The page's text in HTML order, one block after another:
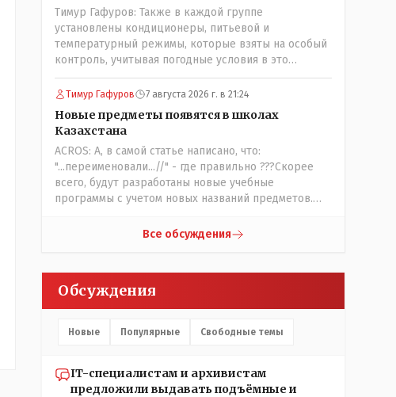
Тимур Гафуров: Также в каждой группе
установлены кондиционеры, питьевой и
температурный режимы, которые взяты на особый
контроль, учитывая погодные условия в это
лето.Мы решили. что это - противоречие. Вы
считаете иначе?Ну тут противоречия нет. Этот
трагедии, то есть 29 июля, когда спешно
установили и воду, и новые кондиционеры, и
впервые поставили температурный режим на
контроль. То есть первая часть - информация до
трагедии, вторая часть - информация после
трагедии, когда все уже было исправлено.
Тимур Гафуров 7 августа 2026 г. в 21:24
Новые предметы появятся в школах
Казахстана
ACROS: А, в самой статье написано, что:
"...переименовали...//" - где правильно ???Скорее
всего, будут разработаны новые учебные
программы с учетом новых названий предметов.
переименованные)Все обсуждения
Обсуждения
Новые Популярные Свободные темы
IT-специалистам и архивистам
предложили выдавать подъёмные и